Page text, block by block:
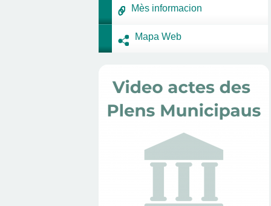
Mès informacion
Mapa Web